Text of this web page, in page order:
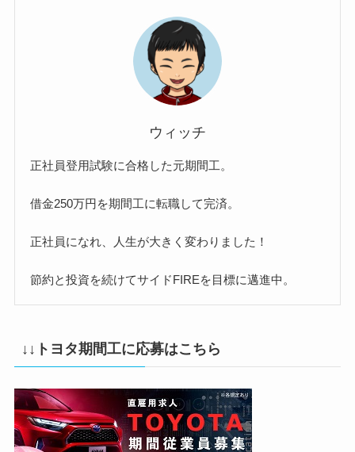
ウィッチ
正社員登用試験に合格した元期間工。
借金250万円を期間工に転職して完済。
正社員になれ、人生が大きく変わりました！
節約と投資を続けてサイドFIREを目標に邁進中。
↓↓トヨタ期間工に応募はこちら